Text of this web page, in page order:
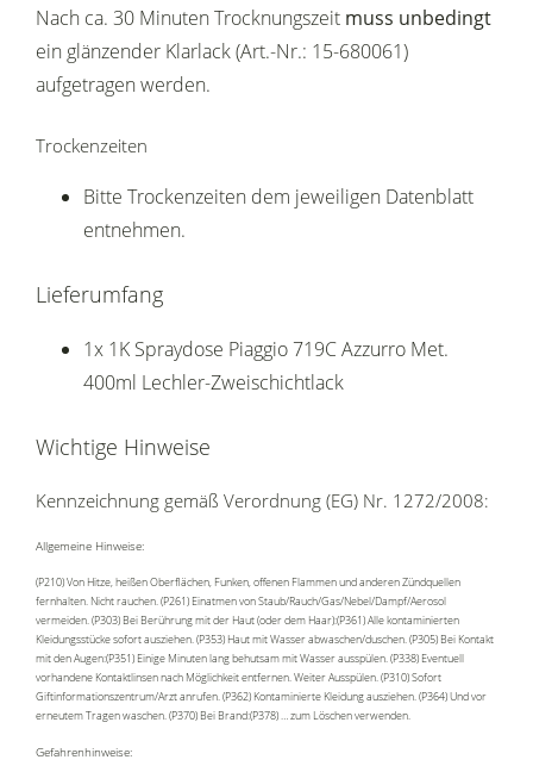
Nach ca. 30 Minuten Trocknungszeit muss unbedingt
ein glänzender Klarlack (Art.-Nr.: 15-680061)
aufgetragen werden.
Trockenzeiten
Bitte Trockenzeiten dem jeweiligen Datenblatt
entnehmen.
Lieferumfang
1x 1K Spraydose Piaggio 719C Azzurro Met.
400ml Lechler-Zweischichtlack
Wichtige Hinweise
Kennzeichnung gemäß Verordnung (EG) Nr. 1272/2008:
Allgemeine Hinweise:
(P210) Von Hitze, heißen Oberflächen, Funken, offenen Flammen und anderen Zündquellen
fernhalten. Nicht rauchen. (P261) Einatmen von Staub/Rauch/Gas/Nebel/Dampf/Aerosol
vermeiden. (P303) Bei Berührung mit der Haut (oder dem Haar):(P361) Alle kontaminierten
Kleidungsstücke sofort ausziehen. (P353) Haut mit Wasser abwaschen/duschen. (P305) Bei Kontakt
mit den Augen:(P351) Einige Minuten lang behutsam mit Wasser ausspülen. (P338) Eventuell
vorhandene Kontaktlinsen nach Möglichkeit entfernen. Weiter Ausspülen. (P310) Sofort
Giftinformationszentrum/Arzt anrufen. (P362) Kontaminierte Kleidung ausziehen. (P364) Und vor
erneutem Tragen waschen. (P370) Bei Brand:(P378) … zum Löschen verwenden.
Gefahrenhinweise: